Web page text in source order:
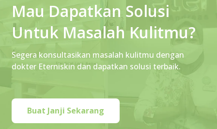
Mau Dapatkan Solusi
Untuk Masalah Kulitmu?
Segera konsultasikan masalah kulitmu dengan
dokter Eterniskin dan dapatkan solusi terbaik.
Buat Janji Sekarang